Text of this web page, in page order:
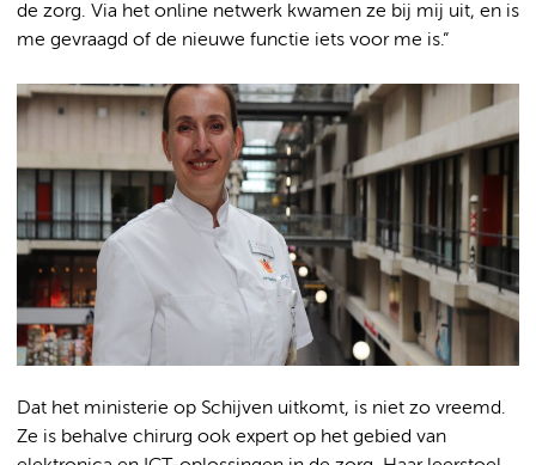
de zorg. Via het online netwerk kwamen ze bij mij uit, en is
me gevraagd of de nieuwe functie iets voor me is.”
Dat het ministerie op Schijven uitkomt, is niet zo vreemd.
Ze is behalve chirurg ook expert op het gebied van